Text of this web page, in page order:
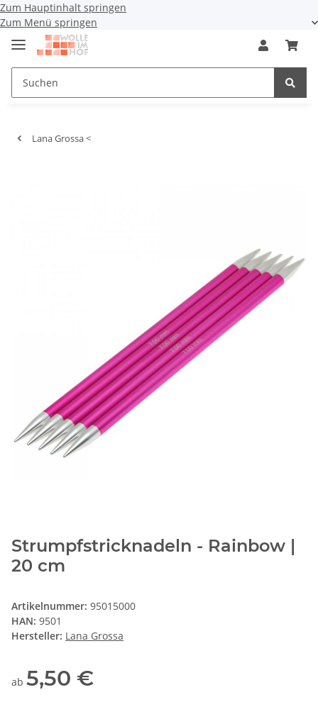
Zum Hauptinhalt springen
Zum Menü springen
Lana Grossa <
Strumpfstricknadeln - Rainbow |
20 cm
Artikelnummer: 95015000
HAN: 9501
Hersteller: Lana Grossa
ab 5,50 €